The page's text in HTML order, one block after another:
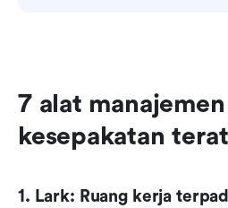
7 alat
kesepakatan
1. Lark: Ruang kerja